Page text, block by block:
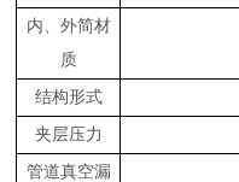
内、外简材
质
结构形式
夹层压力
管道真空漏